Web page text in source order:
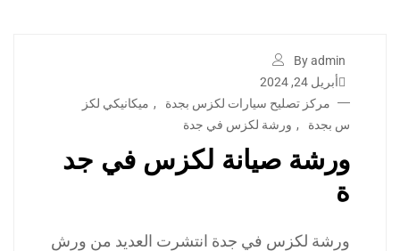
By admin
أبريل 24, 2024
مركز تصليح سيارات لكزس بجدة
, ميكانيكي لكز
س بجدة
, ورشة لكزس في جدة
ورشة صيانة لكزس في جد
ة
ورشة لكزس في جدة انتشرت العديد من ورش